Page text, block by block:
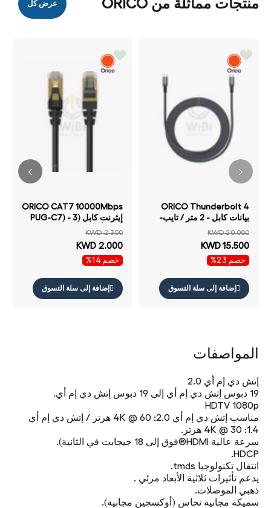
منتجات مماثلة من ORICO عرض كل
ORICO Thunderbolt 4
بيانات كابل - 2 متر / تايب-
KWD 20.000
KWD 15.500
خصم 23%
إضافة إلى سلة التسوق
ORICO CAT7 10000Mbps
إيثرنت كابل (PUG-C7) - 3
KWD 2.300
KWD 2.000
خصم 14%
إضافة إلى سلة التسوق
المواصفات
إتش دي إم أي 2.0
19 دبوس إتش دي إم أي إلى 19 دبوس إتش دي إم أي.
HDTV 1080p
مناسب إتش دي إم أي 2.0: 4K @ 60 هرتز / إتش دي إم أي
1.4: 4K @ 30 هرتز.
سرعة عالية HDMI®فوق إلى 18 جيجابت في الثانية).
HDCP.
انتقال تكنولوجيا tmds.
يدعم تأثيرات ثلاثية الأبعاد مرئي .
ذهبي الموصلات.
سميكة مجانية نحاس (أوكسجين مجانية).